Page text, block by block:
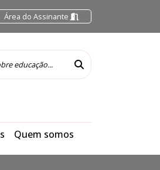
Área do Assinante
Quem somos